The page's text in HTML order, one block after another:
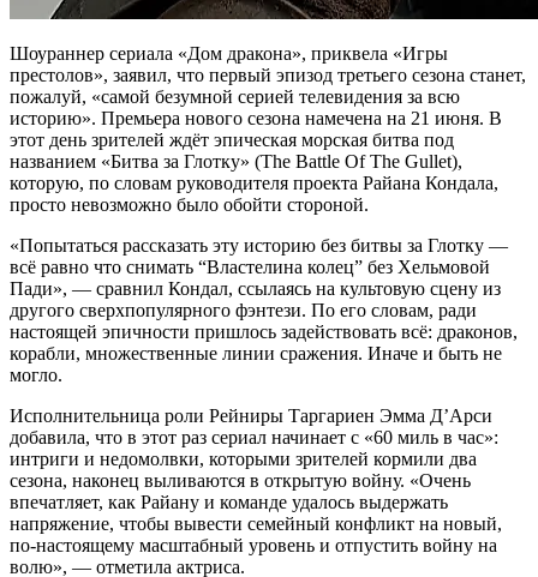
Шоураннер сериала «Дом дракона», приквела «Игры
престолов», заявил, что первый эпизод третьего сезона станет,
пожалуй, «самой безумной серией телевидения за всю
историю». Премьера нового сезона намечена на 21 июня. В
этот день зрителей ждёт эпическая морская битва под
названием «Битва за Глотку» (The Battle Of The Gullet),
которую, по словам руководителя проекта Райана Кондала,
просто невозможно было обойти стороной.
«Попытаться рассказать эту историю без битвы за Глотку —
всё равно что снимать “Властелина колец” без Хельмовой
Пади», — сравнил Кондал, ссылаясь на культовую сцену из
другого сверхпопулярного фэнтези. По его словам, ради
настоящей эпичности пришлось задействовать всё: драконов,
корабли, множественные линии сражения. Иначе и быть не
могло.
Исполнительница роли Рейниры Таргариен Эмма Д’Арси
добавила, что в этот раз сериал начинает с «60 миль в час»:
интриги и недомолвки, которыми зрителей кормили два
сезона, наконец выливаются в открытую войну. «Очень
впечатляет, как Райану и команде удалось выдержать
напряжение, чтобы вывести семейный конфликт на новый,
по-настоящему масштабный уровень и отпустить войну на
волю», — отметила актриса.